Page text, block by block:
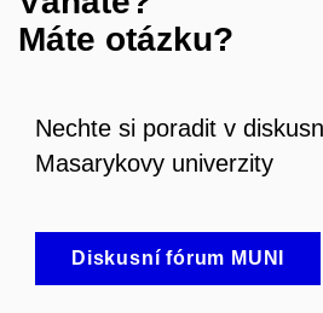
Máte otázku?
Nechte si poradit v
Masarykovy univerzity
Diskusní fórum MUNI